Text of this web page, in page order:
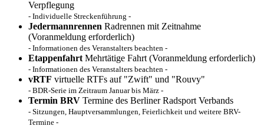
Verpflegung
- Individuelle Streckenführung -
Jedermannrennen Radrennen mit Zeitnahme
(Voranmeldung erforderlich)
- Informationen des Veranstalters beachten -
Etappenfahrt Mehrtätige Fahrt (Voranmeldung erforderlich)
- Informationen des Veranstalters beachten -
vRTF virtuelle RTFs auf "Zwift" und "Rouvy"
- BDR-Serie im Zeitraum Januar bis März -
Termin BRV Termine des Berliner Radsport Verbands
- Sitzungen, Hauptversammlungen, Feierlichkeit und weitere BRV-
Termine -